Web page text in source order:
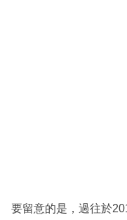
要留意的是，過往於